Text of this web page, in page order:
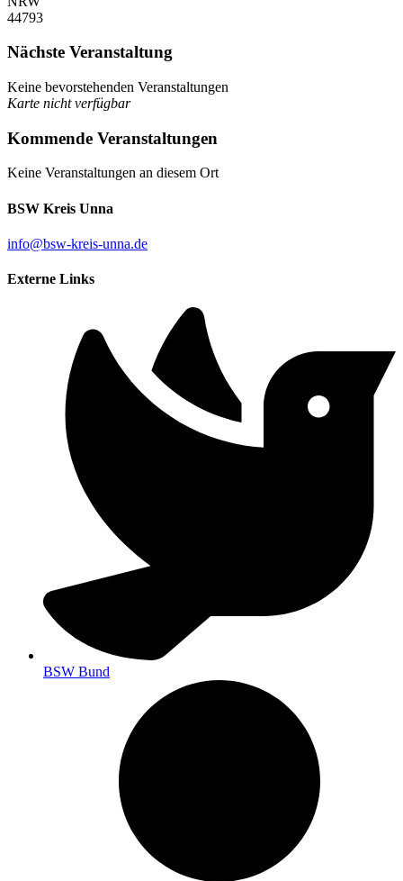
44793
Nächste Veranstaltung
Keine bevorstehenden Veranstaltungen
Karte nicht verfügbar
Kommende Veranstaltungen
Keine Veranstaltungen an diesem Ort
BSW Kreis Unna
info@bsw-kreis-unna.de
Externe Links
BSW Bund